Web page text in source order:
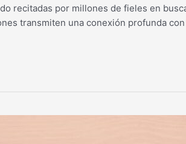
recitadas por millones de fieles en
transmiten una conexión profunda